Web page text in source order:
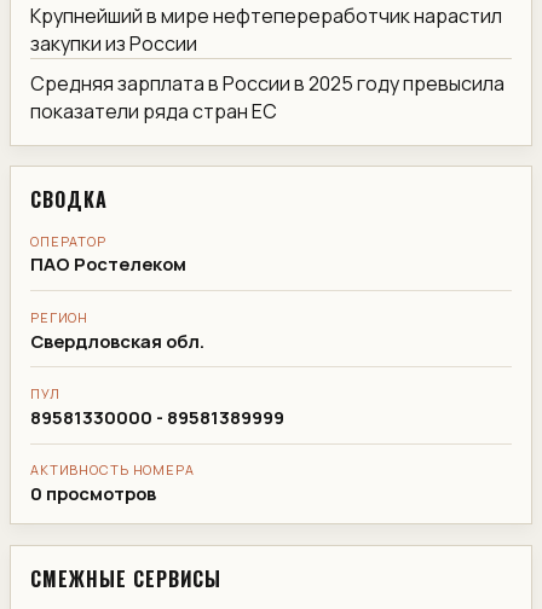
Крупнейший в мире нефтепереработчик нарастил
закупки из России
Средняя зарплата в России в 2025 году превысила
показатели ряда стран ЕС
СВОДКА
ОПЕРАТОР
ПАО Ростелеком
РЕГИОН
Свердловская обл.
ПУЛ
89581330000 - 89581389999
АКТИВНОСТЬ НОМЕРА
0 просмотров
СМЕЖНЫЕ СЕРВИСЫ